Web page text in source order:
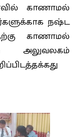
காணாமல்
நஷ்ட
காணாமல்
அலுவலகம்